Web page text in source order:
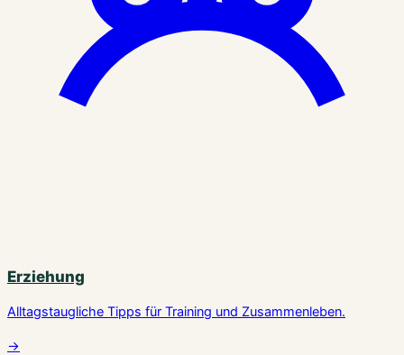
Erziehung
Alltagstaugliche Tipps für Training und Zusammenleben.
→